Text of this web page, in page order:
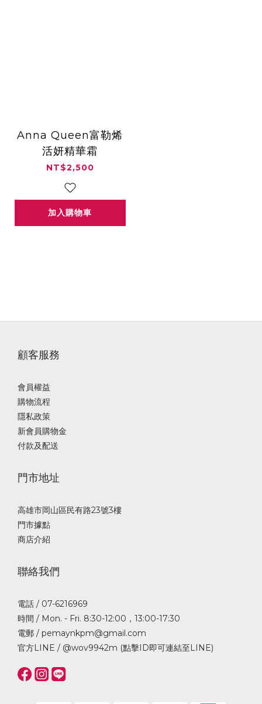
Anna Queen富勒烯
活妍精華霜
NT$2,500
加入購物車
顧客服務
會員權益
購物流程
隱私政策
新會員購物金
付款及配送
門市地址
高雄市岡山區民有路23號3樓
門市據點
商店介紹
聯絡我們
電話 / 07-6216969
時間 / Mon. - Fri. 8:30-12:00，13:00-17:30
電郵 / pemaynkpm@gmail.com
官方LINE / @wov9942m (點擊ID即可連結至LINE)